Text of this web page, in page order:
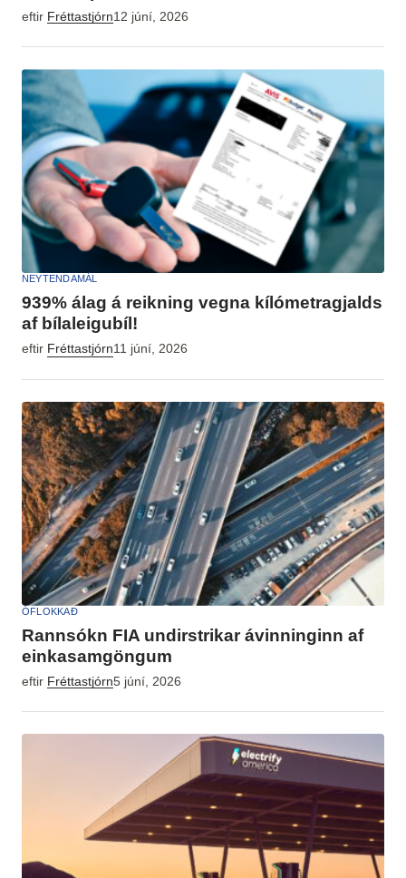
eftir Fréttastjórn12 júní, 2026
NEYTENDAMÁL
939% álag á reikning vegna kílómetragjalds
af bílaleigubíl!
eftir Fréttastjórn11 júní, 2026
ÓFLOKKAÐ
Rannsókn FIA undirstrikar ávinninginn af
einkasamgöngum
eftir Fréttastjórn5 júní, 2026